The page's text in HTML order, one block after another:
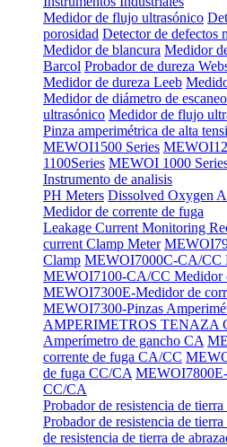
Medidor de flujo ultrasónico
porosidad Detector de defectos
Medidor de blancura Medidor
Barcol Probador de dureza
Medidor de dureza Leeb
Medidor de diámetro de
ultrasónico Medidor de flujo
Pinza amperimétrica de alta
MEWOI1500 Series
1100Series MEWOI 1000
Instrumento de analisis
PH Meters Dissolved Oxygen
Medidor de corrente de fuga
Leakage Current Monitoring
current Clamp Meter
Clamp MEWOI7000C-CA/CC
MEWOI7100-CA/CC Medidor
MEWOI7300E-Medidor de
MEWOI7300-Pinzas
AMPERIMETROS TENAZA
Amperímetro de gancho CA
corrente de fuga CA/CC
de fuga CC/CA
CC/CA
Probador de resistencia de tierra
Probador de resistencia de
de resistencia de tierra de